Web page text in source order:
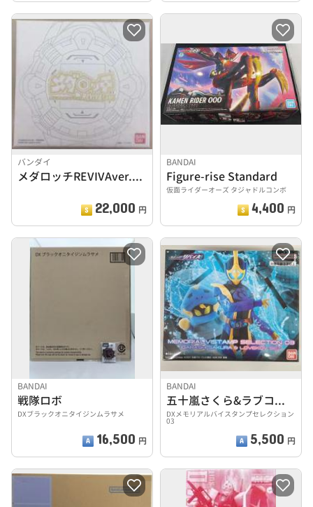
バンダイ
メダロッチREVIVAver.メダロット
22,000 円
BANDAI
Figure-rise Standard
仮面ライダーオーズ タジャドルコンボ
4,400 円
BANDAI
戦隊ロボ
DXブラックオニタイジンムラサメ
16,500 円
BANDAI
五十嵐さくら&ラブコフセット
DXメモリアルバイスタンプセレクション
03
5,500 円